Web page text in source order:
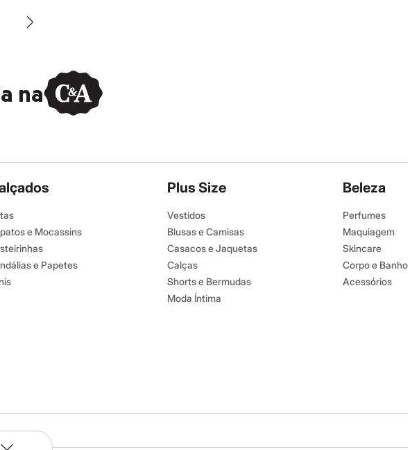
na
e Mocassins
e Papetes
Plus Size
Vestidos
Blusas e Camisas
Casacos e Jaquetas
Calças
Shorts e Bermudas
Moda Íntima
Beleza
Perfumes
Maquiagem
Skincare
Corpo e Banho
Acessórios